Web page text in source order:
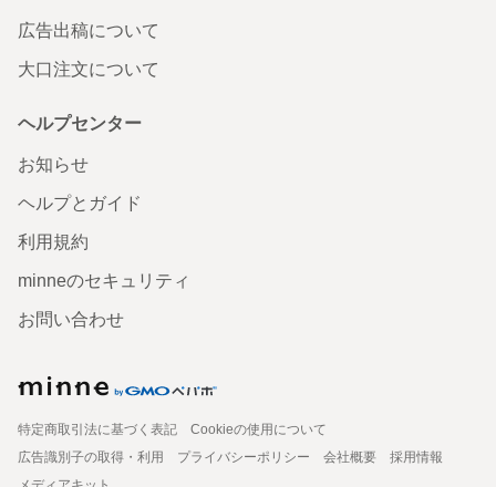
広告出稿について
大口注文について
ヘルプセンター
お知らせ
ヘルプとガイド
利用規約
minneのセキュリティ
お問い合わせ
特定商取引法に基づく表記
Cookieの使用について
広告識別子の取得・利用
プライバシーポリシー 会社概要
採用情報